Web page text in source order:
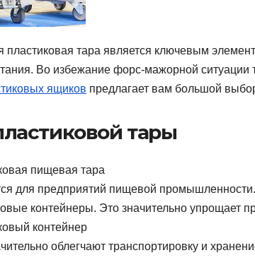
пластиковая тара является ключевым
Во избежание форс-мажорной ситуации
ящиков предлагает вам большой
тары
пищевая тара
для предприятий пищевой
контейнеры. Это значительно упрощает
контейнер
облегчают транспортировку и